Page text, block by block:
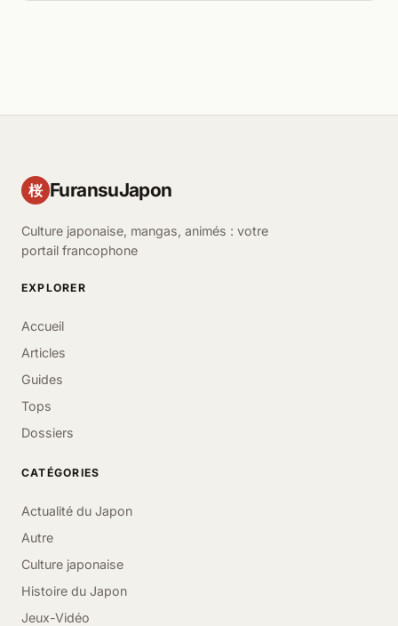
桜 FuransuJapon
Culture japonaise, mangas, animés : votre
portail francophone
EXPLORER
Accueil
Articles
Guides
Tops
Dossiers
CATÉGORIES
Actualité du Japon
Autre
Culture japonaise
Histoire du Japon
Jeux-Vidéo